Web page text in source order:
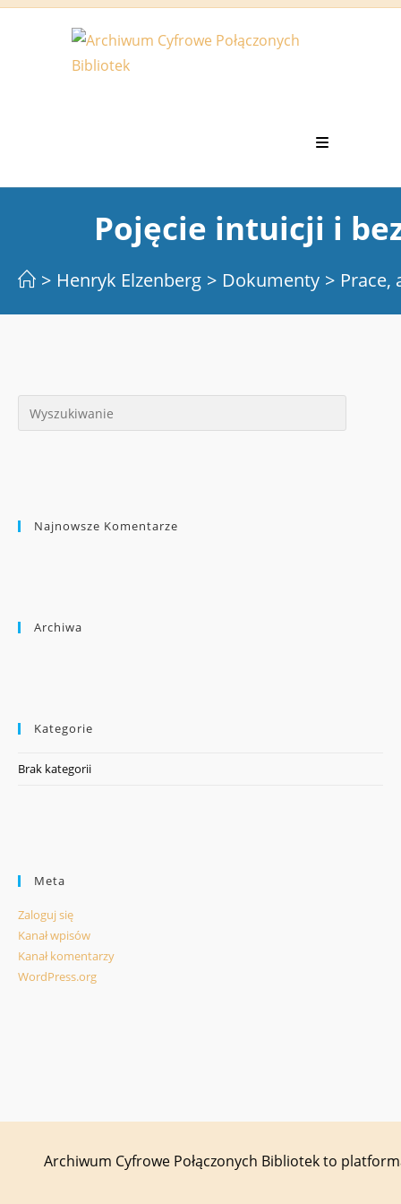
Koniec
Pojęcie intuicji i
> Henryk Elzenberg > Dokumenty > Prace,
Najnowsze Komentarze
Archiwa
Kategorie
Brak kategorii
Meta
Zaloguj się
Kanał wpisów
Kanał komentarzy
WordPress.org
Archiwum Cyfrowe Połączonych Bibliotek to